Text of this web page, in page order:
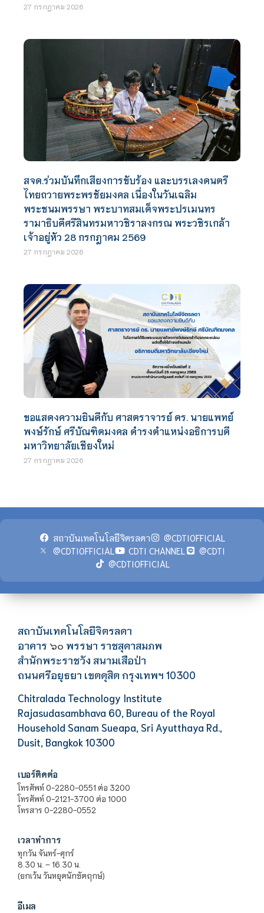
27 กรกฎาคม 2026
สจด.ร่วมบันทึกเสียงการขับร้อง และบรรเลงดนตรี
ไทยถวายพระพรชัยมงคล เนื่องในวันเฉลิม
พระชนมพรรษา พระบาทสมเด็จพระปรเมนทร
รามาธิบดีศรีสินทรมหาวชิราลงกรณ พระวชิรเกล้า
เจ้าอยู่หัว 28 กรกฎาคม 2569
27 กรกฎาคม 2026
ขอแสดงความยินดีกับ ศาสตราจารย์ ดร. นายแพทย์
พงษ์รักษ์ ศรีบัณฑิตมงคล ดำรงตำแหน่งอธิการบดี
มหาวิทยาลัยเชียงใหม่
27 กรกฎาคม 2026
สถาบันเทคโนโลยีจิตรลดา
@CDTIOFFICIAL
@CDTIOFFICIAL
CDTI CHANNEL
@CDTI
@CDTIOFFICIAL
สถาบันเทคโนโลยีจิตรลดา
อาคาร ๖๐ พรรษา ราชสุดาสมภพ
สำนักพระราชวัง สนามเสือป่า
ถนนศรีอยุธยา เขตดุสิต กรุงเทพฯ 10300
Chitralada Technology Institute
Rajasudasambhava 60, Bureau of the Royal
Household Sanam Sueapa, Sri Ayutthaya Rd.,
Dusit, Bangkok 10300
เบอร์ติดต่อ
โทรศัพท์ 0-2280-0551 ต่อ 3200
โทรศัพท์ 0-2121-3700 ต่อ 1000
โทรสาร 0-2280-0552
เวลาทำการ
ทุกวัน จันทร์-ศุกร์
8.30 น. – 16.30 น.
(ยกเว้น วันหยุดนักขัตฤกษ์)
อีเมล